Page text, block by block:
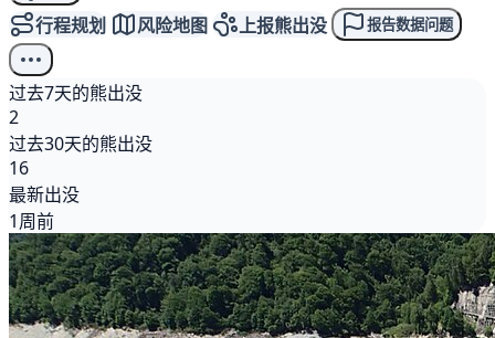
行程规划 风险地图 上报熊出没 报告数据问题
过去7天的熊出没
2
过去30天的熊出没
16
最新出没
1周前